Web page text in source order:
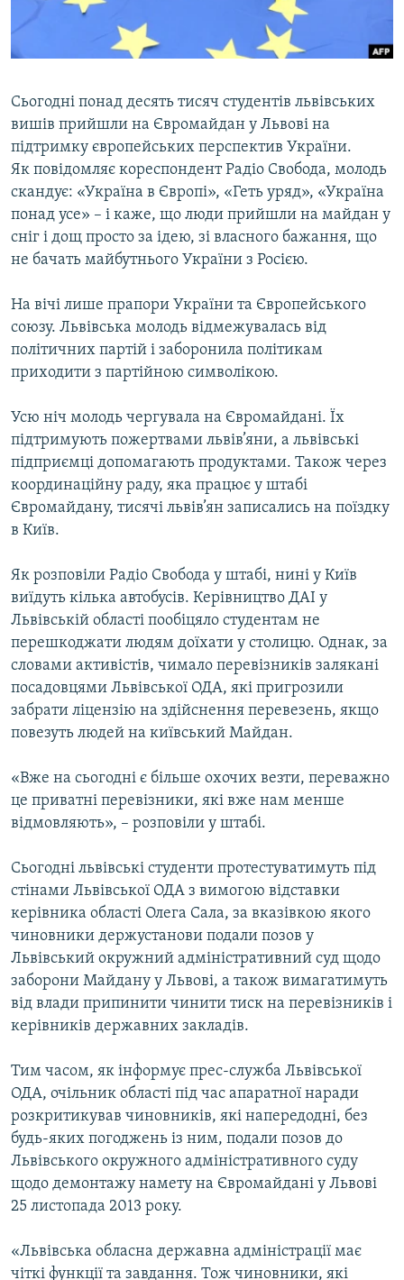
ВІДЕОУРОКИ «ELIFBE»
СВІДЧЕННЯ ОКУПАЦІЇ
Русский
Qırımtatar
ДОЛУЧАЙСЯ!
Усі сайти RFE/RL
Сьогодні понад десять тисяч студентів львівських
вишів прийшли на Євромайдан у Львові на
підтримку європейських перспектив України.
Як повідомляє кореспондент Радіо Свобода, молодь
скандує: «Україна в Європі», «Геть уряд», «Україна
понад усе» – і каже, що люди прийшли на майдан у
сніг і дощ просто за ідею, зі власного бажання, що
не бачать майбутнього України з Росією.
На вічі лише прапори України та Європейського
союзу. Львівська молодь відмежувалась від
політичних партій і заборонила політикам
приходити з партійною символікою.
Усю ніч молодь чергувала на Євромайдані. Їх
підтримують пожертвами львів’яни, а львівські
підприємці допомагають продуктами. Також через
координаційну раду, яка працює у штабі
Євромайдану, тисячі львів’ян записались на поїздку
в Київ.
Як розповіли Радіо Свобода у штабі, нині у Київ
виїдуть кілька автобусів. Керівництво ДАІ у
Львівській області пообіцяло студентам не
перешкоджати людям доїхати у столицю. Однак, за
словами активістів, чимало перевізників залякані
посадовцями Львівської ОДА, які пригрозили
забрати ліцензію на здійснення перевезень, якщо
повезуть людей на київський Майдан.
«Вже на сьогодні є більше охочих везти, переважно
це приватні перевізники, які вже нам менше
відмовляють», – розповіли у штабі.
Сьогодні львівські студенти протестуватимуть під
стінами Львівської ОДА з вимогою відставки
керівника області Олега Сала, за вказівкою якого
чиновники держустанови подали позов у
Львівський окружний адміністративний суд щодо
заборони Майдану у Львові, а також вимагатимуть
від влади припинити чинити тиск на перевізників і
керівників державних закладів.
Тим часом, як інформує прес-служба Львівської
ОДА, очільник області під час апаратної наради
розкритикував чиновників, які напередодні, без
будь-яких погоджень із ним, подали позов до
Львівського окружного адміністративного суду
щодо демонтажу намету на Євромайдані у Львові
25 листопада 2013 року.
«Львівська обласна державна адміністрації має
чіткі функції та завдання. Тож чиновники, які